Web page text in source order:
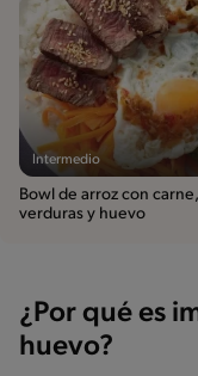
Intermedio
Bowl de arroz con carne,
verduras y huevo
¿Por qué es
huevo?